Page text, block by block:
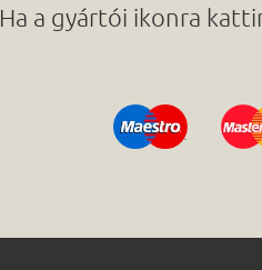
Ha a gyártói ikonra